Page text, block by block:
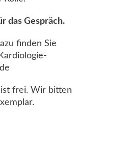
das Gespräch.
finden Sie
frei. Wir bitten